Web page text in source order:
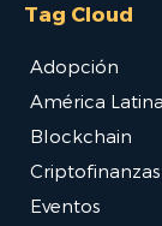
Tag Cloud
Adopción
América Latina
Blockchain
Criptofinanzas
Eventos